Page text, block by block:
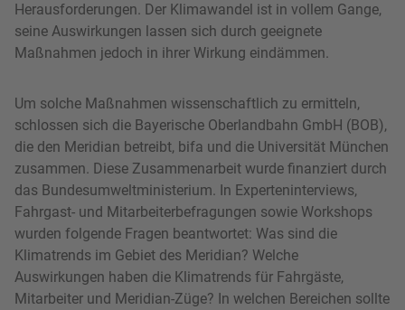
Herausforderungen. Der Klimawandel ist in vollem Gange,
seine Auswirkungen lassen sich durch geeignete
Maßnahmen jedoch in ihrer Wirkung eindämmen.
Um solche Maßnahmen wissenschaftlich zu ermitteln,
schlossen sich die Bayerische Oberlandbahn GmbH (BOB),
die den Meridian betreibt, bifa und die Universität München
zusammen. Diese Zusammenarbeit wurde finanziert durch
das Bundesumweltministerium. In Experteninterviews,
Fahrgast- und Mitarbeiterbefragungen sowie Workshops
wurden folgende Fragen beantwortet: Was sind die
Klimatrends im Gebiet des Meridian? Welche
Auswirkungen haben die Klimatrends für Fahrgäste,
Mitarbeiter und Meridian-Züge? In welchen Bereichen sollte